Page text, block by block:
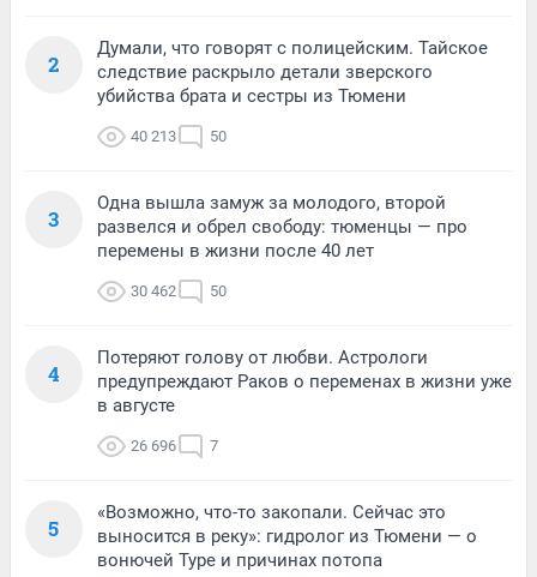
2
Думали, что говорят с полицейским. Тайское
следствие раскрыло детали зверского
убийства брата и сестры из Тюмени
40 213 50
3
Одна вышла замуж за молодого, второй
развелся и обрел свободу: тюменцы — про
перемены в жизни после 40 лет
30 462 50
4
Потеряют голову от любви. Астрологи
предупреждают Раков о переменах в жизни уже
в августе
26 696 7
5
«Возможно, что-то закопали. Сейчас это
выносится в реку»: гидролог из Тюмени — о
вонючей Туре и причинах потопа